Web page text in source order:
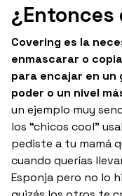
¿Entonces
Covering es la
enmascarar o
para encajar en un
poder o un nivel
un ejemplo muy
los “chicos cool”
pediste a tu mamá
cuando querías
Esponja pero no lo